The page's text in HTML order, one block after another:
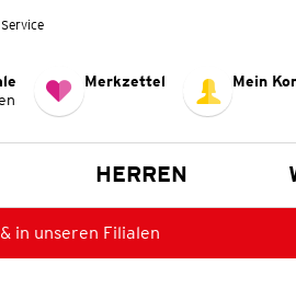
Merkzettel Mein
HERREN
in unseren Filialen